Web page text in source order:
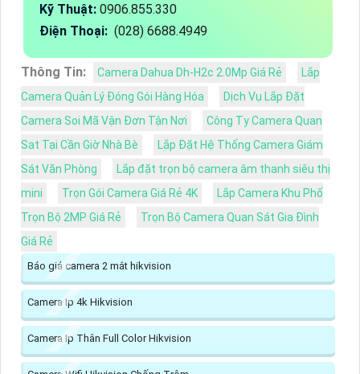
Kỹ Thuật: 0906.855.330
Điện Thoại: (028) 6688.4949
Thông Tin: Camera Dahua Dh-H2c 2.0Mp Giá Rẻ
Lắp
Camera Quản Lý Đóng Gói Hàng Hóa
Dịch Vụ Lắp Đặt
Camera Soi Mã Vận Đơn Tận Nơi
Công Ty Camera Quan
Sat Tại Cần Giờ Nhà Bè
Lắp Đặt Hệ Thống Camera Giám
Sát Văn Phòng
Lắp đặt trọn bộ camera âm thanh siêu thị
mini
Trọn Gói Camera Giá Rẻ 4K
Lắp Camera Khu Phố
Trọn Bộ 2MP Giá Rẻ
Trọn Bộ Camera Quan Sát Gia Đình
Giá Rẻ
Báo giá camera 2 mắt hikvision
Camera Ip 4k Hikvision
Camera Ip Thân Full Color Hikvision